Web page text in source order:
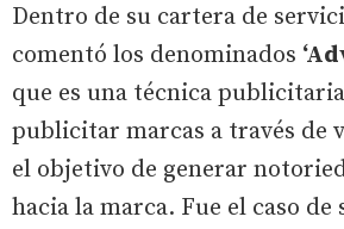
Dentro de su cartera de
comentó los denominados
que es una técnica
publicitar marcas a través de
el objetivo de generar
hacia la marca. Fue el caso